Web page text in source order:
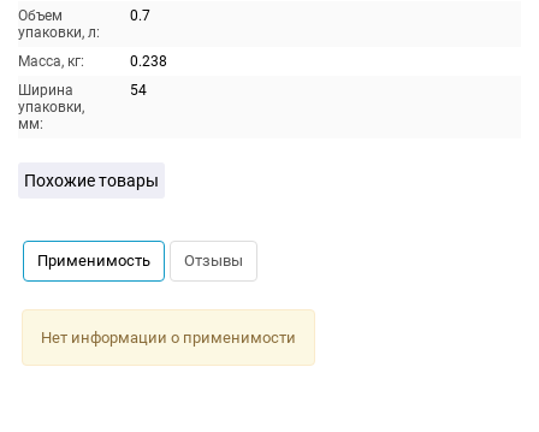
Объем
упаковки, л:
0.7
Масса, кг:
0.238
Ширина
упаковки,
мм:
54
Похожие товары
Применимость Отзывы
Нет информации о применимости